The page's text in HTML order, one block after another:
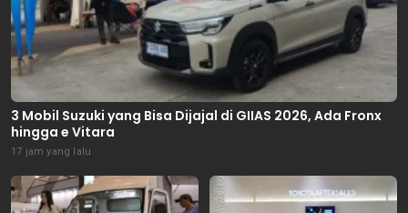
3 Mobil Suzuki yang Bisa Dijajal di GIIAS 2026, Ada Fronx
hingga e Vitara
17 jam yang lalu